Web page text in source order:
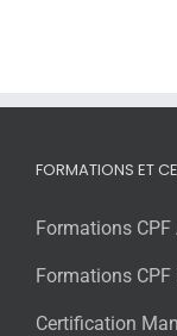
FORMATIONS ET
Formations
Formations
Certification